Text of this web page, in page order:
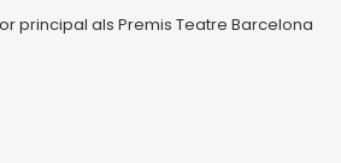
principal als Premis Teatre Barcelona